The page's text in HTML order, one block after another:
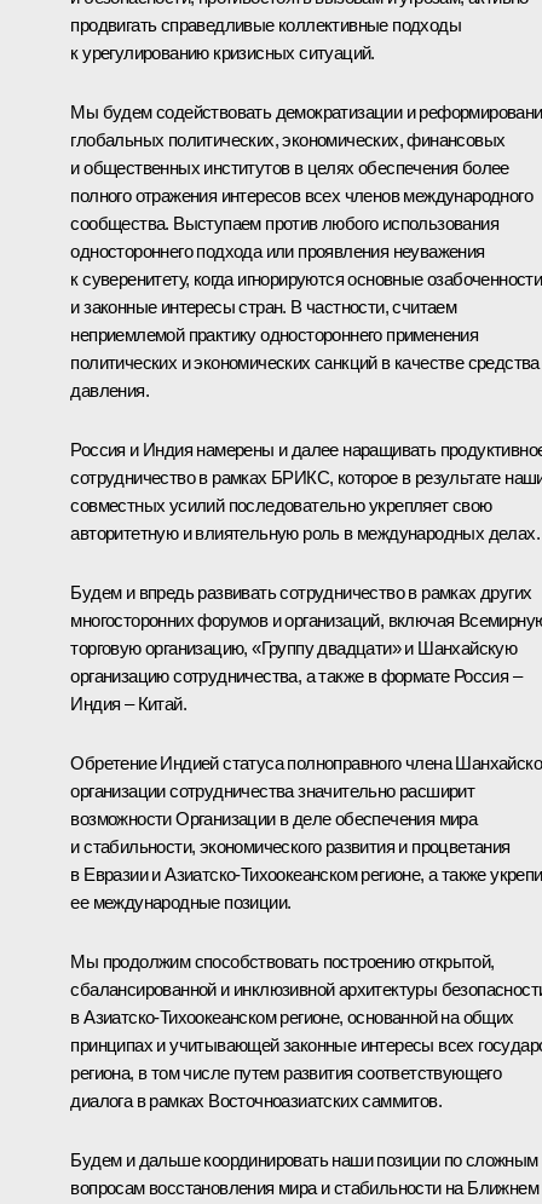
продвигать справедливые коллективные подходы
к урегулированию кризисных ситуаций.
Мы будем содействовать демократизации и
глобальных политических, экономических, финансовых
и общественных институтов в целях обеспечения более
полного отражения интересов всех членов международного
сообщества. Выступаем против любого использования
одностороннего подхода или проявления неуважения
к суверенитету, когда игнорируются основные озабоченности
и законные интересы стран. В частности, считаем
неприемлемой практику одностороннего применения
политических и экономических санкций в качестве средства
давления.
Россия и Индия намерены и далее наращивать
сотрудничество в рамках БРИКС, которое в результате
совместных усилий последовательно укрепляет свою
авторитетную и влиятельную роль в международных делах.
Будем и впредь развивать сотрудничество в рамках других
многосторонних форумов и организаций, включая
торговую организацию, «Группу двадцати» и Шанхайскую
организацию сотрудничества, а также в формате Россия –
Индия – Китай.
Обретение Индией статуса полноправного члена
организации сотрудничества значительно расширит
возможности Организации в деле обеспечения мира
и стабильности, экономического развития и процветания
в Евразии и Азиатско-Тихоокеанском регионе, а также
ее международные позиции.
Мы продолжим способствовать построению открытой,
сбалансированной и инклюзивной архитектуры
в Азиатско-Тихоокеанском регионе, основанной на общих
принципах и учитывающей законные интересы всех
региона, в том числе путем развития соответствующего
диалога в рамках Восточноазиатских саммитов.
Будем и дальше координировать наши позиции по сложным
вопросам восстановления мира и стабильности на Ближнем